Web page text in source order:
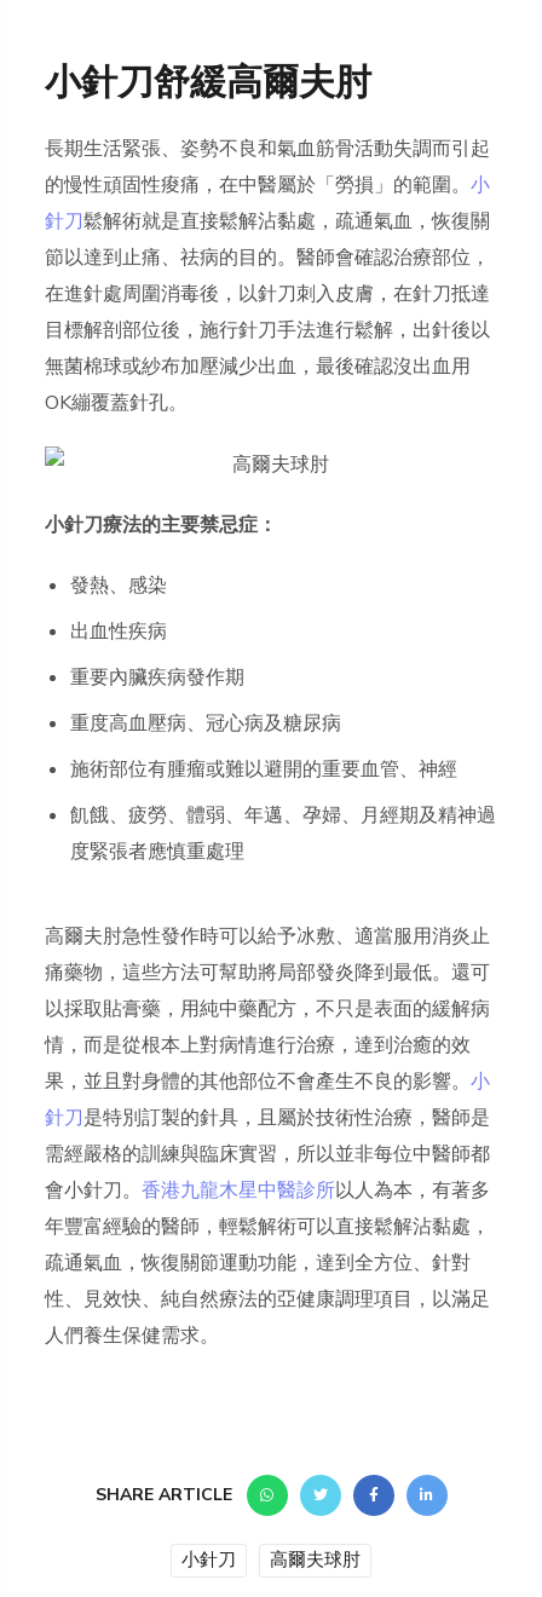
小針刀舒緩高爾夫肘
長期生活緊張、姿勢不良和氣血筋骨活動失調而引起
的慢性頑固性痠痛，在中醫屬於「勞損」的範圍。小
針刀鬆解術就是直接鬆解沾黏處，疏通氣血，恢復關
節以達到止痛、祛病的目的。醫師會確認治療部位，
在進針處周圍消毒後，以針刀刺入皮膚，在針刀抵達
目標解剖部位後，施行針刀手法進行鬆解，出針後以
無菌棉球或紗布加壓減少出血，最後確認沒出血用
OK繃覆蓋針孔。
小針刀療法的主要禁忌症：
發熱、感染
出血性疾病
重要內臟疾病發作期
重度高血壓病、冠心病及糖尿病
施術部位有腫瘤或難以避開的重要血管、神經
飢餓、疲勞、體弱、年邁、孕婦、月經期及精神過
度緊張者應慎重處理
高爾夫肘急性發作時可以給予冰敷、適當服用消炎止
痛藥物，這些方法可幫助將局部發炎降到最低。還可
以採取貼膏藥，用純中藥配方，不只是表面的緩解病
情，而是從根本上對病情進行治療，達到治癒的效
果，並且對身體的其他部位不會產生不良的影響。小
針刀是特別訂製的針具，且屬於技術性治療，醫師是
需經嚴格的訓練與臨床實習，所以並非每位中醫師都
會小針刀。香港九龍木星中醫診所以人為本，有著多
年豐富經驗的醫師，輕鬆解術可以直接鬆解沾黏處，
疏通氣血，恢復關節運動功能，達到全方位、針對
性、見效快、純自然療法的亞健康調理項目，以滿足
人們養生保健需求。
SHARE ARTICLE
小針刀 高爾夫球肘